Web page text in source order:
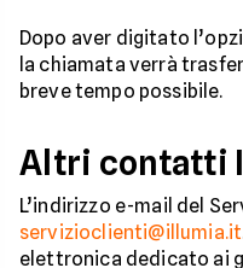
Dopo aver digitato
la chiamata verrà
breve tempo possibile.
Altri contatti
L’indirizzo e-mail del
servizioclienti@illumia.it
elettronica dedicato ai